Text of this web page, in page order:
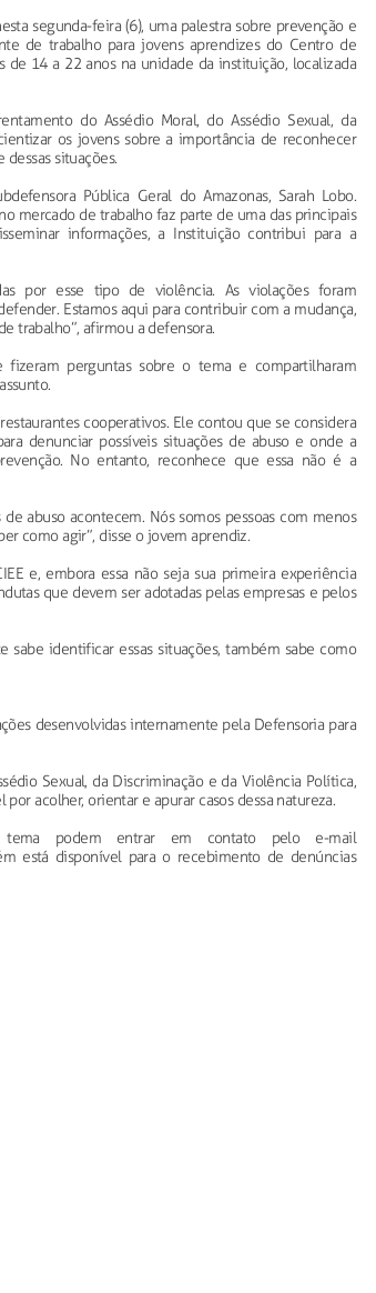
segunda-feira (6), uma palestra sobre prevenção e
de trabalho para jovens aprendizes do Centro de
de 14 a 22 anos na unidade da instituição, localizada
do Assédio Moral, do Assédio Sexual, da
os jovens sobre a importância de reconhecer
situações.
Pública Geral do Amazonas, Sarah Lobo.
mercado de trabalho faz parte de uma das principais
informações, a Instituição contribui para a
por esse tipo de violência. As violações foram
Estamos aqui para contribuir com a mudança,
trabalho”, afirmou a defensora.
fizeram perguntas sobre o tema e compartilharam
cooperativos. Ele contou que se considera
denunciar possíveis situações de abuso e onde a
No entanto, reconhece que essa não é a
abuso acontecem. Nós somos pessoas com menos
como agir”, disse o jovem aprendiz.
e, embora essa não seja sua primeira experiência
que devem ser adotadas pelas empresas e pelos
sabe identificar essas situações, também sabe como
desenvolvidas internamente pela Defensoria para
Sexual, da Discriminação e da Violência Política,
acolher, orientar e apurar casos dessa natureza.
tema podem entrar em contato pelo e-mail
está disponível para o recebimento de denúncias